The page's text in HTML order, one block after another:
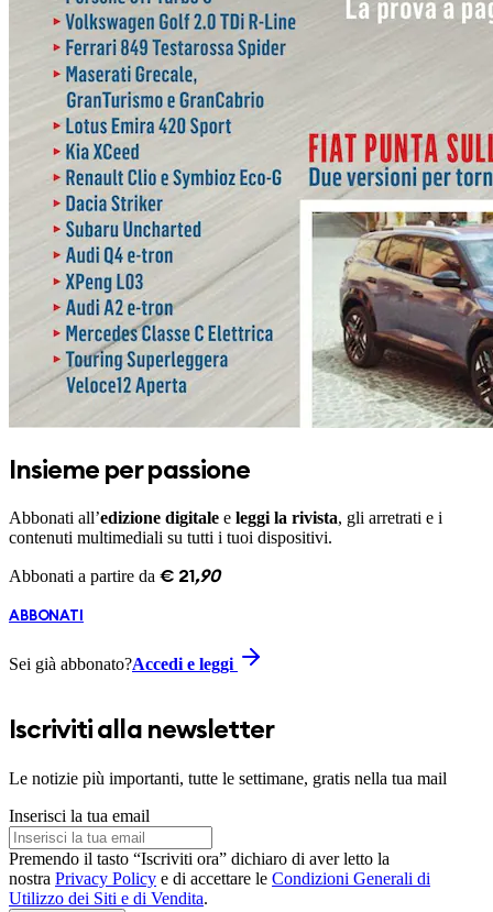
Insieme per passione
Abbonati all’edizione digitale e leggi la rivista, gli arretrati e i
contenuti multimediali su tutti i tuoi dispositivi.
Abbonati a partire da € 21 ,90
ABBONATI
Sei già abbonato?Accedi e leggi
Iscriviti alla newsletter
Le notizie più importanti, tutte le settimane, gratis nella tua mail
Inserisci la tua email
Premendo il tasto “Iscriviti ora” dichiaro di aver letto la
nostra Privacy Policy e di accettare le Condizioni Generali di
Utilizzo dei Siti e di Vendita.